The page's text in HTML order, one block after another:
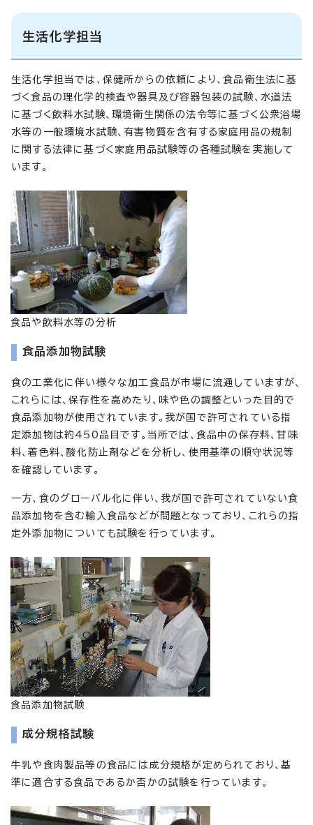
生活化学担当
生活化学担当では、保健所からの依頼により、食品衛生法に基
づく食品の理化学的検査や器具及び容器包装の試験、水道法
に基づく飲料水試験、環境衛生関係の法令等に基づく公衆浴場
水等の一般環境水試験、有害物質を含有する家庭用品の規制
に関する法律に基づく家庭用品試験等の各種試験を実施して
います。
食品や飲料水等の分析
食品添加物試験
食の工業化に伴い様々な加工食品が市場に流通していますが、
これらには、保存性を高めたり、味や色の調整といった目的で
食品添加物が使用されています。我が国で許可されている指
定添加物は約450品目です。当所では、食品中の保存料、甘味
料、着色料、酸化防止剤などを分析し、使用基準の順守状況等
を確認しています。
一方、食のグローバル化に伴い、我が国で許可されていない食
品添加物を含む輸入食品などが問題となっており、これらの指
定外添加物についても試験を行っています。
食品添加物試験
成分規格試験
牛乳や食肉製品等の食品には成分規格が定められており、基
準に適合する食品であるか否かの試験を行っています。